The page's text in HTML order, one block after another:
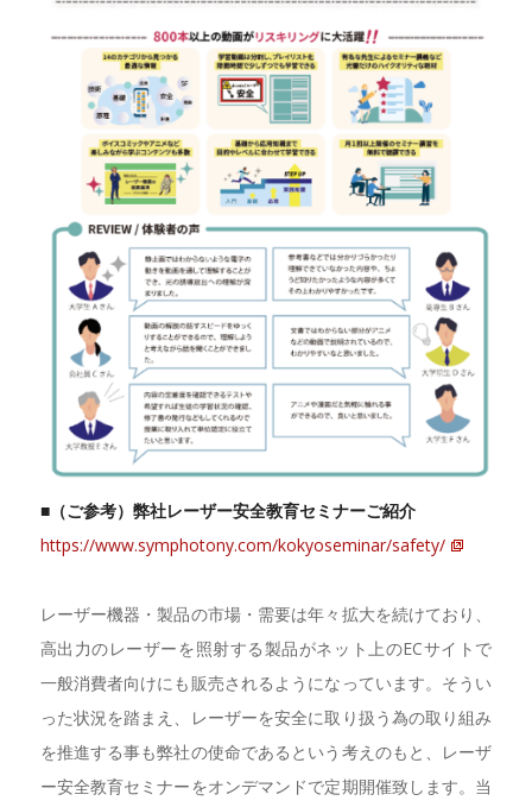
■（ご参考）弊社レーザー安全教育セミナーご紹介
https://www.symphotony.com/kokyoseminar/safety/
レーザー機器・製品の市場・需要は年々拡大を続けており、
高出力のレーザーを照射する製品がネット上のECサイトで
一般消費者向けにも販売されるようになっています。そうい
った状況を踏まえ、レーザーを安全に取り扱う為の取り組み
を推進する事も弊社の使命であるという考えのもと、レーザ
ー安全教育セミナーをオンデマンドで定期開催致します。当